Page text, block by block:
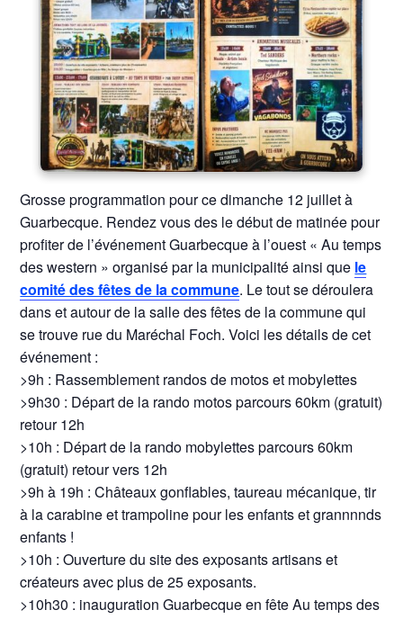
Grosse programmation pour ce dimanche 12 juillet à
Guarbecque. Rendez vous des le début de matinée pour
profiter de l’événement Guarbecque à l’ouest « Au temps
des western » organisé par la municipalité ainsi que le
comité des fêtes de la commune. Le tout se déroulera
dans et autour de la salle des fêtes de la commune qui
se trouve rue du Maréchal Foch. Voici les détails de cet
événement :
>9h : Rassemblement randos de motos et mobylettes
>9h30 : Départ de la rando motos parcours 60km (gratuit)
retour 12h
>10h : Départ de la rando mobylettes parcours 60km
(gratuit) retour vers 12h
>9h à 19h : Châteaux gonflables, taureau mécanique, tir
à la carabine et trampoline pour les enfants et grannnnds
enfants !
>10h : Ouverture du site des exposants artisans et
créateurs avec plus de 25 exposants.
>10h30 : inauguration Guarbecque en fête Au temps des